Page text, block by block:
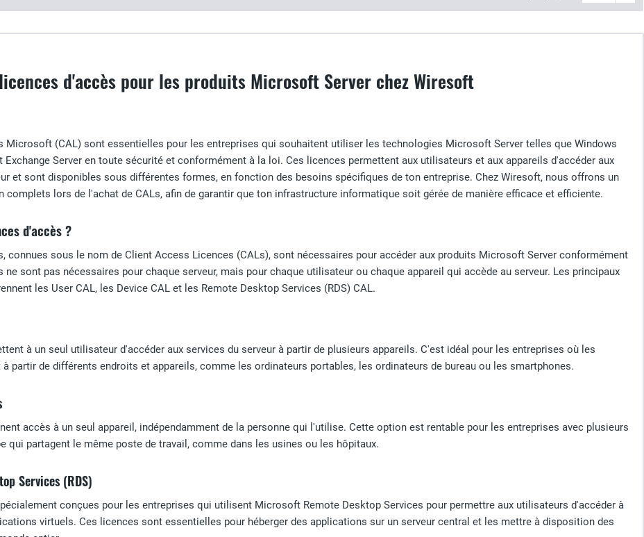
d'accès pour les produits Microsoft Server chez Wiresoft
Microsoft (CAL) sont essentielles pour les entreprises qui souhaitent utiliser les technologies Microsoft Server telles que Windows
Exchange Server en toute sécurité et conformément à la loi. Ces licences permettent aux utilisateurs et aux appareils d'accéder aux
et sont disponibles sous différentes formes, en fonction des besoins spécifiques de ton entreprise. Chez Wiresoft, nous offrons un
complets lors de l'achat de CALs, afin de garantir que ton infrastructure informatique soit gérée de manière efficace et efficiente.
d'accès ?
connues sous le nom de Client Access Licences (CALs), sont nécessaires pour accéder aux produits Microsoft Server conformément
ne sont pas nécessaires pour chaque serveur, mais pour chaque utilisateur ou chaque appareil qui accède au serveur. Les principaux
les User CAL, les Device CAL et les Remote Desktop Services (RDS) CAL.
à un seul utilisateur d'accéder aux services du serveur à partir de plusieurs appareils. C'est idéal pour les entreprises où les
partir de différents endroits et appareils, comme les ordinateurs portables, les ordinateurs de bureau ou les smartphones.
accès à un seul appareil, indépendamment de la personne qui l'utilise. Cette option est rentable pour les entreprises avec plusieurs
qui partagent le même poste de travail, comme dans les usines ou les hôpitaux.
Services (RDS)
conçues pour les entreprises qui utilisent Microsoft Remote Desktop Services pour permettre aux utilisateurs d'accéder à
virtuels. Ces licences sont essentielles pour héberger des applications sur un serveur central et les mettre à disposition des